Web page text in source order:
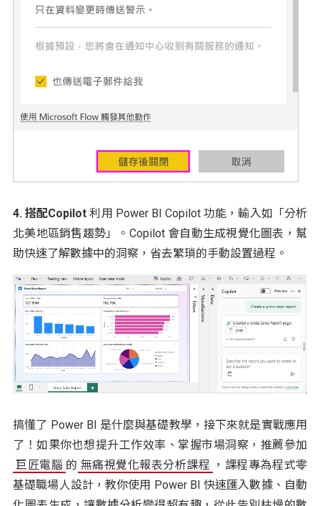
4. 搭配Copilot 利用 Power BI Copilot 功能，輸入如「分析
北美地區銷售趨勢」。Copilot 會自動生成視覺化圖表，幫
助快速了解數據中的洞察，省去繁瑣的手動設置過程。
搞懂了 Power BI 是什麼與基礎教學，接下來就是實戰應用
了！如果你也想提升工作效率、掌握市場洞察，推薦參加
巨匠電腦 的 無痛視覺化報表分析課程 ，課程專為程式零
基礎職場人設計，教你使用 Power BI 快速匯入數據、自動